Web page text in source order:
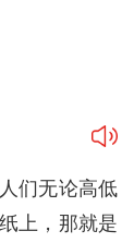
们无论高低
上，那就是